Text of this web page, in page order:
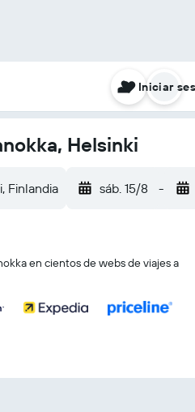
Iniciar
Helsinki
Finlandia sáb. 15/8 -
en cientos de webs de viajes a